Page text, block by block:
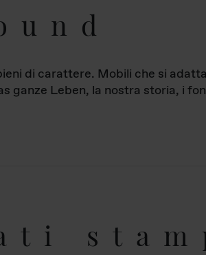
di carattere. Mobili che si
ganze Leben, la nostra storia, i